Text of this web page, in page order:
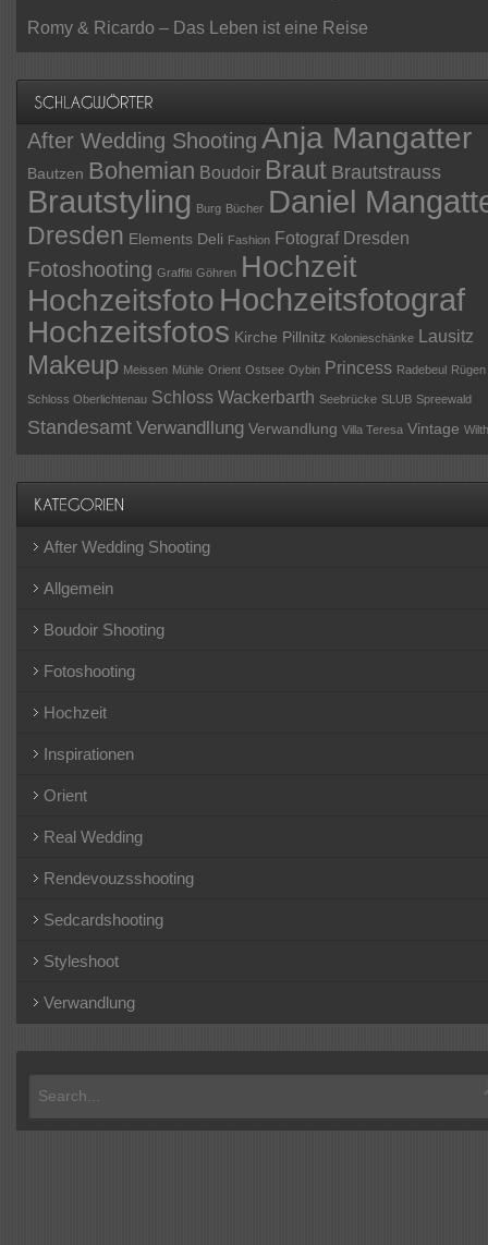
Romy & Ricardo – Das Leben ist eine Reise
After Wedding Shooting Anja Mangatter
Bautzen Bohemian Boudoir Braut Brautstrauss
Brautstyling Burg Bücher Daniel
Dresden Elements Deli Fashion Fotograf Dresden
Fotoshooting Graffiti Göhren Hochzeit
Hochzeitsfoto Hochzeitsfotograf
Hochzeitsfotos Kirche Pillnitz Kolonieschänke Lausitz
Makeup Meissen Mühle Orient Ostsee Oybin Princess Radebeul Rügen
Schloss Oberlichtenau Schloss Wackerbarth Seebrücke SLUB Spreewald
Standesamt Verwandllung Verwandlung Villa Teresa Vintage
After Wedding Shooting
Allgemein
Boudoir Shooting
Fotoshooting
Hochzeit
Inspirationen
Orient
Real Wedding
Rendevouzsshooting
Sedcardshooting
Styleshoot
Verwandlung